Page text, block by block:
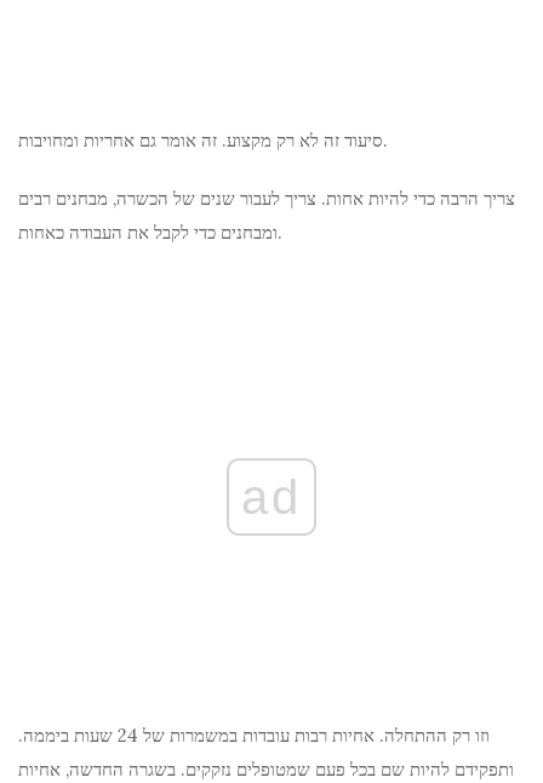
סיעוד זה לא רק מקצוע. זה אומר גם אחריות ומחויבות.
צריך הרבה כדי להיות אחות. צריך לעבור שנים של הכשרה, מבחנים רבים
ומבחנים כדי לקבל את העבודה כאחות.
ad
וזו רק ההתחלה. אחיות רבות עובדות במשמרות של 24 שעות ביממה.
ותפקידם להיות שם בכל פעם שמטופלים נזקקים. בשגרה החדשה, אחיות